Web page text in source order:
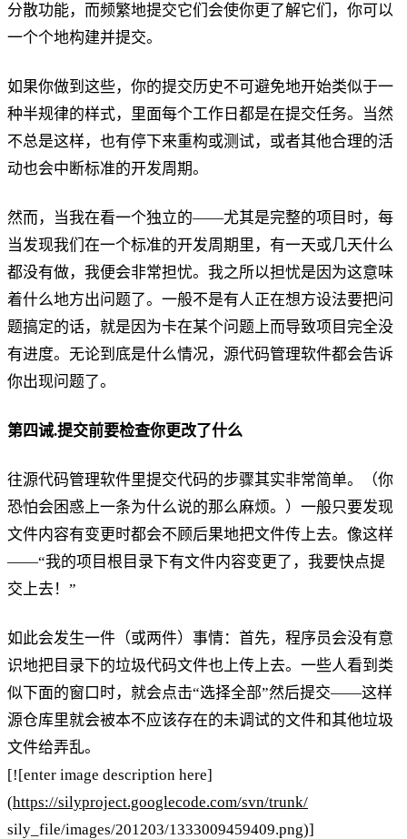
分散功能，而频繁地提交它们会使你更了解它们，你可以
一个个地构建并提交。
如果你做到这些，你的提交历史不可避免地开始类似于一
种半规律的样式，里面每个工作日都是在提交任务。当然
不总是这样，也有停下来重构或测试，或者其他合理的活
动也会中断标准的开发周期。
然而，当我在看一个独立的——尤其是完整的项目时，每
当发现我们在一个标准的开发周期里，有一天或几天什么
都没有做，我便会非常担忧。我之所以担忧是因为这意味
着什么地方出问题了。一般不是有人正在想方设法要把问
题搞定的话，就是因为卡在某个问题上而导致项目完全没
有进度。无论到底是什么情况，源代码管理软件都会告诉
你出现问题了。
第四诫.提交前要检查你更改了什么
往源代码管理软件里提交代码的步骤其实非常简单。（你
恐怕会困惑上一条为什么说的那么麻烦。）一般只要发现
文件内容有变更时都会不顾后果地把文件传上去。像这样
——“我的项目根目录下有文件内容变更了，我要快点提
交上去！”
如此会发生一件（或两件）事情：首先，程序员会没有意
识地把目录下的垃圾代码文件也上传上去。一些人看到类
似下面的窗口时，就会点击“选择全部”然后提交——这样
源仓库里就会被本不应该存在的未调试的文件和其他垃圾
文件给弄乱。
[![enter image description here]
(https://silyproject.googlecode.com/svn/trunk/
sily_file/images/201203/1333009459409.png)]